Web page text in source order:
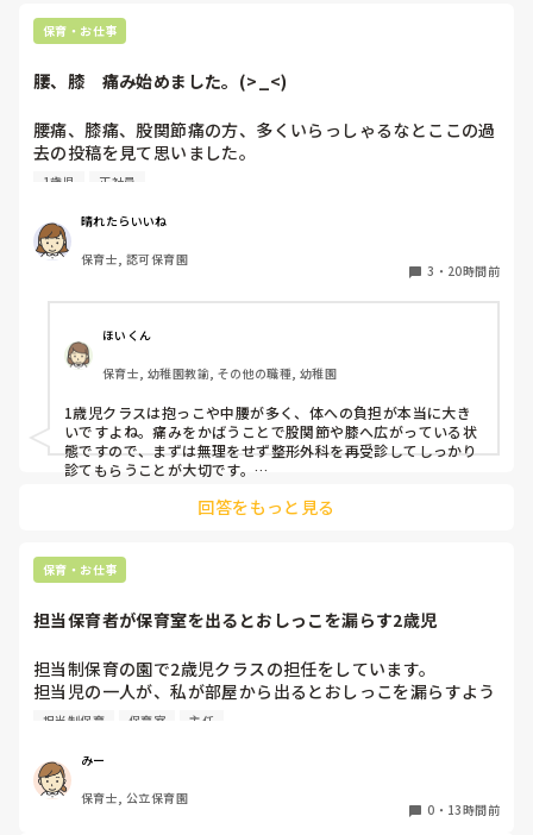
保育・お仕事
腰、膝　痛み始めました。(>_<)
腰痛、膝痛、股関節痛の方、多くいらっしゃるなとここの過
去の投稿を見て思いました。
という私も、２週間前、初めて腰痛になりました。
右腰が痛くて、起き上がれない。
ようやく立てたら、しゃがめない。
驚きました。
通院して、コルセット、湿布、痛み止め、電気などで１週間
乗り切ったら
週末には、左が痛みだし、これも痛み止めや湿布で抑えて仕
事をしていたら、
床から支えなしに立ち上がりにくくなり、痛みが走ります。
自転車通勤ですが、それも、膝や太ももに痛みが来始めまし
た。
今は８月。
家でもやることはあります。
日常生活すら支障をきたすほどになりました。
椅子に座って作業をすれば？
と、園で言われました。
なので、子ども椅子程度の高さの踏み台に座って、試してみ
1歳児 正社員
晴れたらいいね
保育士, 認可保育園
3 ・ 20時間前
ほいくん
保育士, 幼稚園教諭, その他の職種, 幼稚園
1歳児クラスは抱っこや中腰が多く、体への負担が本当に大き
いですよね。痛みをかばうことで股関節や膝へ広がっている状
態ですので、まずは無理をせず整形外科を再受診してしっかり
診てもらうことが大切です。
用したり、抱っこや重い作業は周囲の先生に相談して頼むよう
回答をもっと見る
保育・お仕事
担当保育者が保育室を出るとおしっこを漏らす2歳児
担当制保育の園で2歳児クラスの担任をしています。
担当児の一人が、私が部屋から出るとおしっこを漏らすよう
になりました。
4月から私への執着が強かったのですが、特に寝かしつけの
時に私がそばに行かないと繰り返し大きい声で呼んだり私が
寝かしつけしている子にちょっかいを出したり、何回もトイ
担当制保育 保育室 主任
みー
保育士, 公立保育園
0 ・ 13時間前